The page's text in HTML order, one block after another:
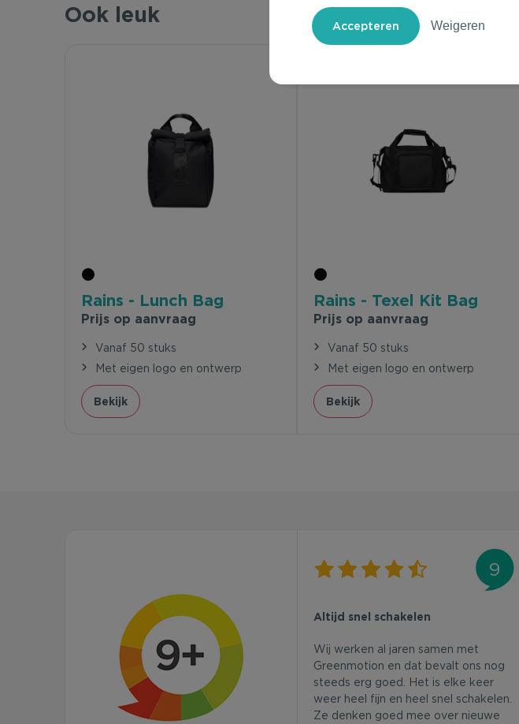
Ook leuk
Rains - Lunch Bag
Prijs op aanvraag
Vanaf 50 stuks
Met eigen logo en ontwerp
Bekijk
Rains - Texel Kit Bag
Prijs op aanvraag
Vanaf 50 stuks
Met eigen logo en ontwerp
Bekijk
9
Altijd snel schakelen
Wij werken al jaren samen met
Greenmotion en dat bevalt ons nog
steeds erg goed. Het is elke keer
weer heel fijn en heel snel schakelen.
Ze denken goed mee over nieuwe
Weigeren